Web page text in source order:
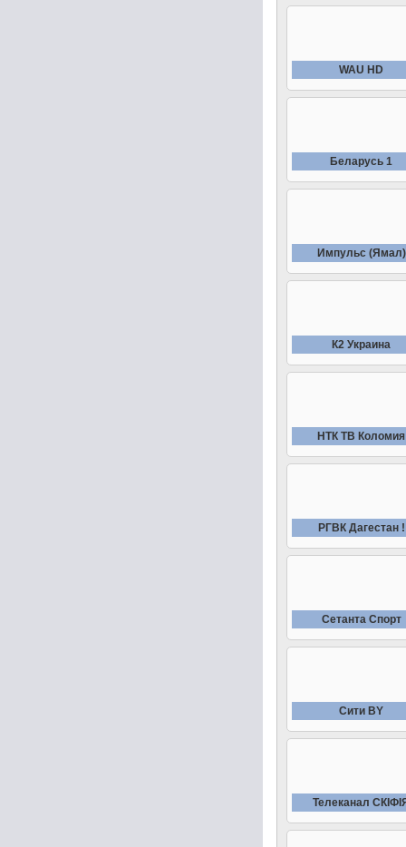
WAU HD
Беларусь 1
Импульс (Ямал)
К2 Украина
НТК ТВ Коломия
РГВК Дагестан !
Сетанта Спорт
Сити BY
Телеканал